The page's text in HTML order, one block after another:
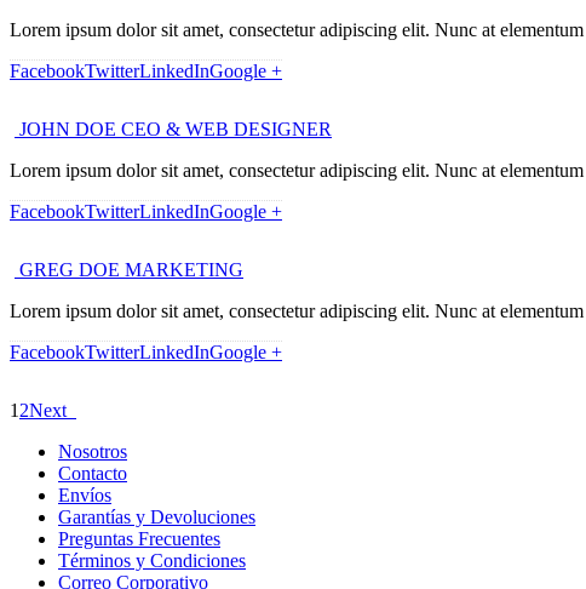
Lorem ipsum dolor sit amet, consectetur adipiscing elit. Nunc at
FacebookTwitterLinkedInGoogle +
JOHN DOE CEO & WEB DESIGNER
Lorem ipsum dolor sit amet, consectetur adipiscing elit. Nunc at
FacebookTwitterLinkedInGoogle +
GREG DOE MARKETING
Lorem ipsum dolor sit amet, consectetur adipiscing elit. Nunc at
FacebookTwitterLinkedInGoogle +
1 2Next
Nosotros
Contacto
Envíos
Garantías y Devoluciones
Preguntas Frecuentes
Términos y Condiciones
Correo Corporativo